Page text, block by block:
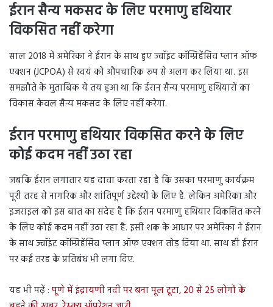
ईरान सैन्य मकसद के लिए परमाणु हथियार
विकसित नहीं करेगा
साल 2018 में अमेरिका ने ईरान के साथ हुए ज्वॉइंट कॉम्प्रिहेंसिव प्लान ऑफ
एक्शन (JCPOA) से स्वयं को औपचारिक रूप से अलग कर लिया था. इस
समझौते के मुताबिक ये तय हुआ था कि ईरान सैन्य परमाणु हथियारों का
विकास केवल सैन्य मकसद के लिए नहीं करेगा.
ईरान परमाणु हथियार विकसित करने के लिए
कोई कदम नहीं उठा रहा
जबकि ईरान लगातार यह दावा करता रहा है कि उसका परमाणु कार्यक्रम
पूरी तरह से नागरिक और शांतिपूर्ण उद्देश्यों के लिए है. लेकिन अमेरिका और
इजराइल को इस बात का संदेह है कि ईरान परमाणु हथियार विकसित करने
के लिए कोई कदम नहीं उठा रहा है. इसी शक के आधार पर अमेरिका ने ईरान
के साथ ज्वॉइंट कॉम्प्रिहेंसिव प्लान ऑफ एक्शन तोड़ दिया था. साथ ही ईरान
पर कई तरह के प्रतिबंध भी लगा दिए.
यह भी पढ़ें : पूणे में इंद्रायणी नदी पर बना पूल टूटा, 20 से 25 लोगों के